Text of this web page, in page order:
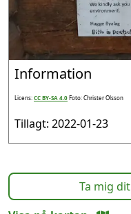
Information
Licens:CC BY-SA 4.0Foto: Christer Olsson
Tillagt: 2022-01-23
Ta mig dit